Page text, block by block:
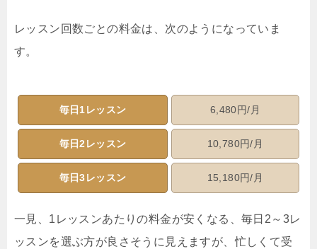
レッスン回数ごとの料金は、次のようになっていま
す。
毎日1レッスン 6,480円/月
毎日2レッスン 10,780円/月
毎日3レッスン 15,180円/月
一見、1レッスンあたりの料金が安くなる、毎日2～3レ
ッスンを選ぶ方が良さそうに見えますが、忙しくて受